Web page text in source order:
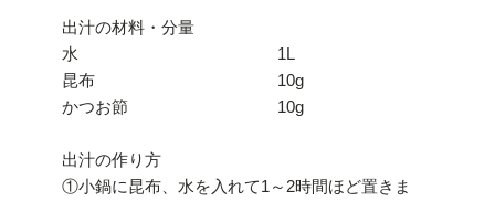
出汁の材料・分量
水 1L
昆布 10g
かつお節 10g
出汁の作り方
①小鍋に昆布、水を入れて1～2時間ほど置きま